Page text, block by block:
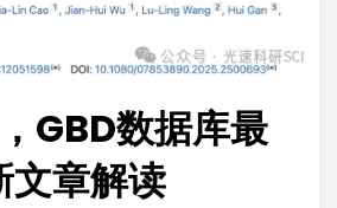
GBD数据库最
文章解读